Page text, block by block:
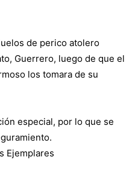
de perico atolero
Guerrero, luego de que el
los tomara de su
especial, por lo que se
Ejemplares